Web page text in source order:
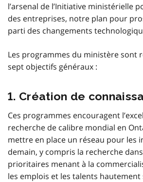
l’arsenal de l’Initiative ministérielle
des entreprises, notre plan pour
parti des changements
Les programmes du ministère sont
sept objectifs généraux :
1. Création de
Ces programmes encouragent
recherche de calibre mondial en
mettre en place un réseau pour les
demain, y compris la recherche
prioritaires menant à la
les emplois et les talents hautement